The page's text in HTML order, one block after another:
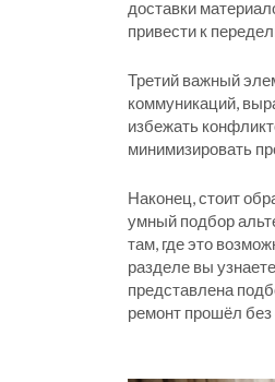
доставки
привести к
Третий важный
коммуникаций,
избежать
минимизировать
Наконец, стоит
умный подбор
там, где это
разделе вы
представлена
ремонт прошёл